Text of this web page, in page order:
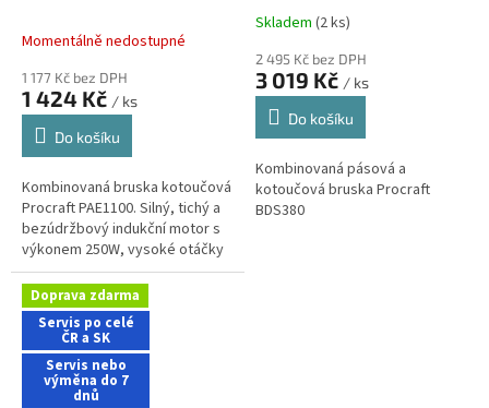
při nákupu na e-shopu
Momentálně nedostupné
1 177 Kč bez DPH
1 424 Kč / ks
Do košíku
Kombinovaná bruska kotoučová
Procraft PAE1100. Silný, tichý a
bezúdržbový indukční motor s
výkonem 250W, vysoké otáčky
až 2980 zaručuje perfektní
kvalitu broušení, průměr...
A
Procraft BDS380
doprava zdarma při
nákupu na e-shopu
Průměrné
produktu
je
5,0
hvězdiček.
Skladem (2 ks)
2 495 Kč bez DPH
3 019 Kč / ks
Do košíku
Kombinovaná pásová a
kotoučová bruska Procraft
BDS380
Doprava zdarma
Servis po celé
ČR a SK
Servis nebo
výměna do 7
dnů